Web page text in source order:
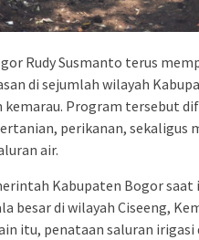
Rudy Susmanto terus
di sejumlah wilayah
Program tersebut
perikanan, sekaligus
air.
Kabupaten Bogor
besar di wilayah Ciseeng,
itu, penataan saluran